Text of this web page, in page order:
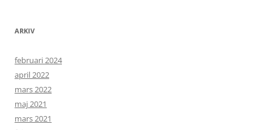
ARKIV
februari 2024
april 2022
mars 2022
maj 2021
mars 2021